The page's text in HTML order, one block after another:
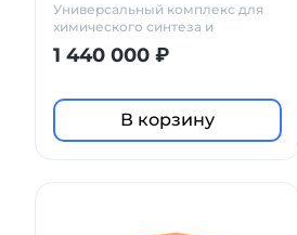
Универсальный комплекс для
химического синтеза и
эмульгирования
1 440 000 ₽
В корзину